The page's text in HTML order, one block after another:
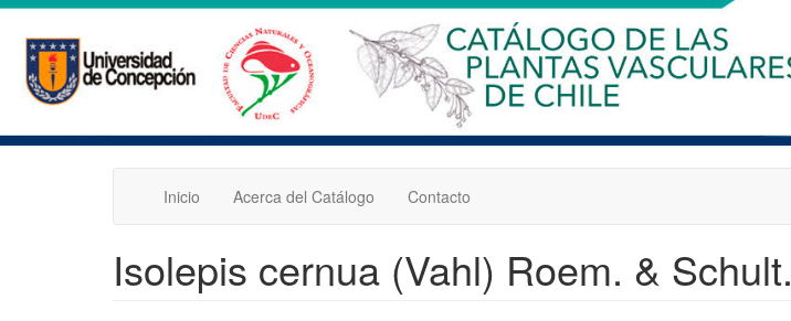
Pasar
contenido
principal
Inicio Acerca del Catálogo Contacto
Isolepis cernua (Vahl) Roem. & Schult.